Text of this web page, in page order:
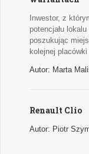
Inwestor, z
potencjału
poszukując
kolejnej
Autor: Marta
Renault Clio
Autor: Piotr